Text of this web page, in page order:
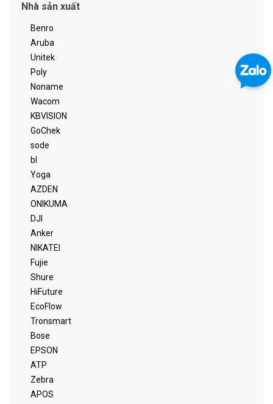
Nhà sản xuất
Benro
Aruba
Unitek
Poly
Noname
Wacom
KBVISION
GoChek
sode
bl
Yoga
AZDEN
ONIKUMA
DJI
Anker
NIKATEI
Fujie
Shure
HiFuture
EcoFlow
Tronsmart
Bose
EPSON
ATP
Zebra
APOS